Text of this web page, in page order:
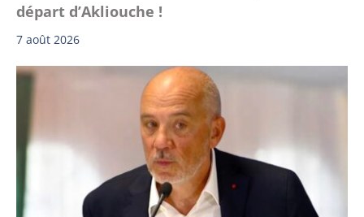
départ d’Akliouche !
7 août 2026